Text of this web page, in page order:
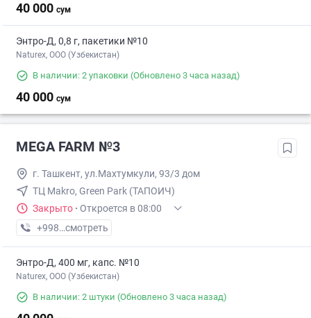
40 000 сум
Энтро-Д, 0,8 г, пакетики №10
Naturex, OOO (Узбекистан)
В наличии: 2 упаковки (Обновлено 3 часа назад)
40 000 сум
MEGA FARM №3
г. Ташкент, ул.Махтумкули, 93/3 дом
ТЦ Makro, Green Park (ТАПОИЧ)
Закрыто · Откроется в 08:00
+998 (55) XXX-XX-XX
смотреть
Энтро-Д, 400 мг, капс. №10
Naturex, OOO (Узбекистан)
В наличии: 2 штуки (Обновлено 3 часа назад)